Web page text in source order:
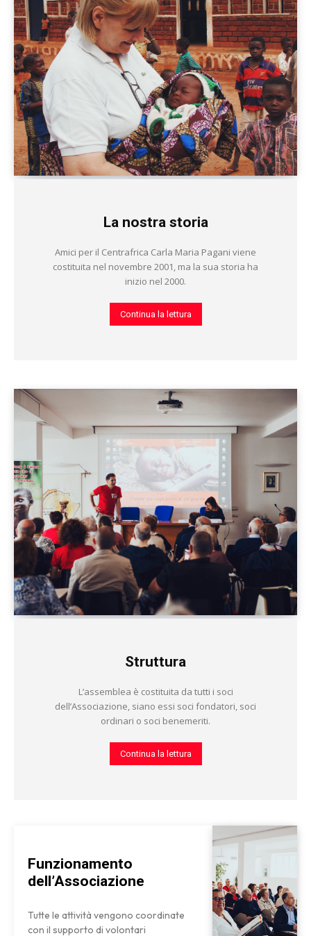
La nostra storia
Amici per il Centrafrica Carla Maria Pagani viene
costituita nel novembre 2001, ma la sua storia ha
inizio nel 2000.
Continua la lettura
Struttura
L’assemblea è costituita da tutti i soci
dell’Associazione, siano essi soci fondatori, soci
ordinari o soci benemeriti.
Continua la lettura
Funzionamento
dell’Associazione
Tutte le attività vengono coordinate
con il supporto di volontari